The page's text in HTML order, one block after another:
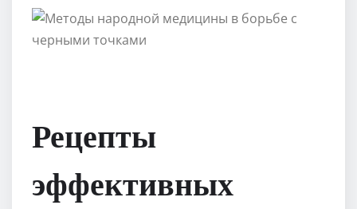
Рецепты
эффективных